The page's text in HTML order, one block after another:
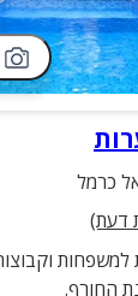
כרמל
דעת)
החורף.